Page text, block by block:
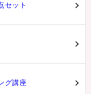
セット
グ講座